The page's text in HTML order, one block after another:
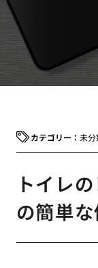
未分
トイレ
の簡単